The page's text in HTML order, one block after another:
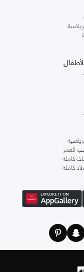
والمعاطف. مصممة للراحة
مصنوعة من أقمشة ناعمة
بأن ملابس بوو بوو متينة
سريع في جميع أنحاء قطر.
الأطفال. استمتع بخيارات
العمر
كاملة
كاملة